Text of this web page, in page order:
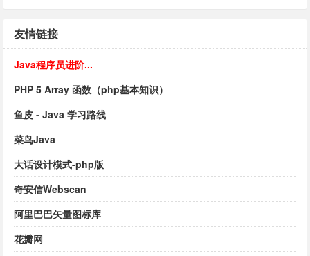
友情链接
Java程序员进阶...
PHP 5 Array 函数（php基本知识）
鱼皮 - Java 学习路线
菜鸟Java
大话设计模式-php版
奇安信Webscan
阿里巴巴矢量图标库
花瓣网